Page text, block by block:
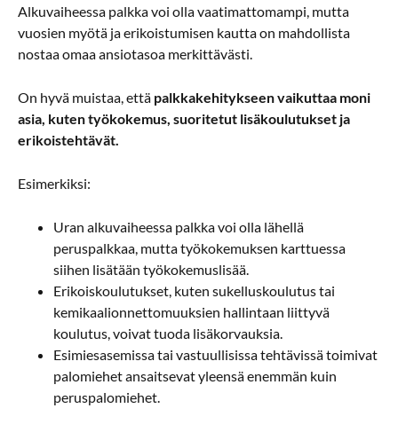
Alkuvaiheessa palkka voi olla vaatimattomampi, mutta
vuosien myötä ja erikoistumisen kautta on mahdollista
nostaa omaa ansiotasoa merkittävästi.
On hyvä muistaa, että palkkakehitykseen vaikuttaa moni
asia, kuten työkokemus, suoritetut lisäkoulutukset ja
erikoistehtävät.
Esimerkiksi:
Uran alkuvaiheessa palkka voi olla lähellä
peruspalkkaa, mutta työkokemuksen karttuessa
siihen lisätään työkokemuslisää.
Erikoiskoulutukset, kuten sukelluskoulutus tai
kemikaalionnettomuuksien hallintaan liittyvä
koulutus, voivat tuoda lisäkorvauksia.
Esimiesasemissa tai vastuullisissa tehtävissä toimivat
palomiehet ansaitsevat yleensä enemmän kuin
peruspalomiehet.